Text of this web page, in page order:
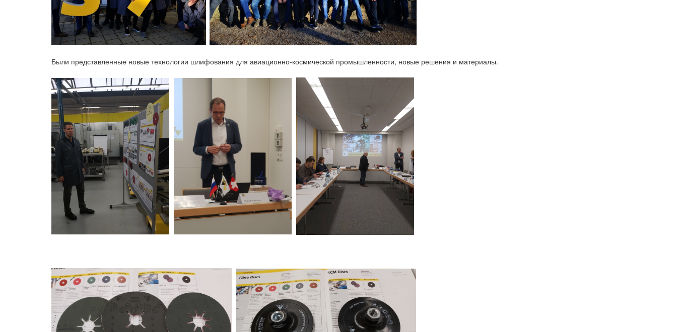
Были представленные новые технологии шлифования для авиационно-космической промышленности, новые решения и материалы.